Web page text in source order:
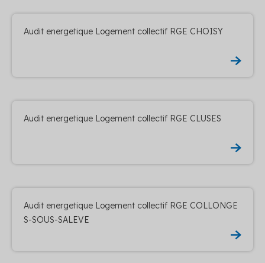
Audit energetique Logement collectif RGE CHOISY
Audit energetique Logement collectif RGE CLUSES
Audit energetique Logement collectif RGE COLLONGE
S-SOUS-SALEVE